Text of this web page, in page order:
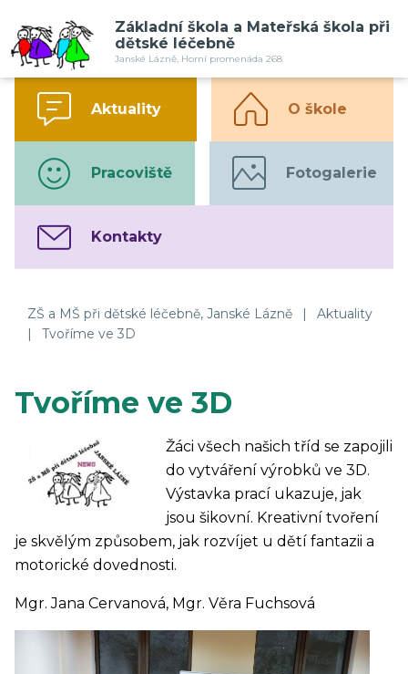
Základní škola a Mateřská škola při
dětské léčebně
Janské Lázně, Horní promenáda 268
Aktuality O škole
Pracoviště Fotogalerie
Kontakty
ZŠ a MŠ při dětské léčebně, Janské Lázně |
Aktuality
|
Tvoříme ve 3D
Tvoříme ve 3D
Žáci všech našich tříd se zapojili
do vytváření výrobků ve 3D.
Výstavka prací ukazuje, jak
jsou šikovní. Kreativní tvoření
je skvělým způsobem, jak rozvíjet u dětí fantazii a
motorické dovednosti.
Mgr. Jana Cervanová, Mgr. Věra Fuchsová